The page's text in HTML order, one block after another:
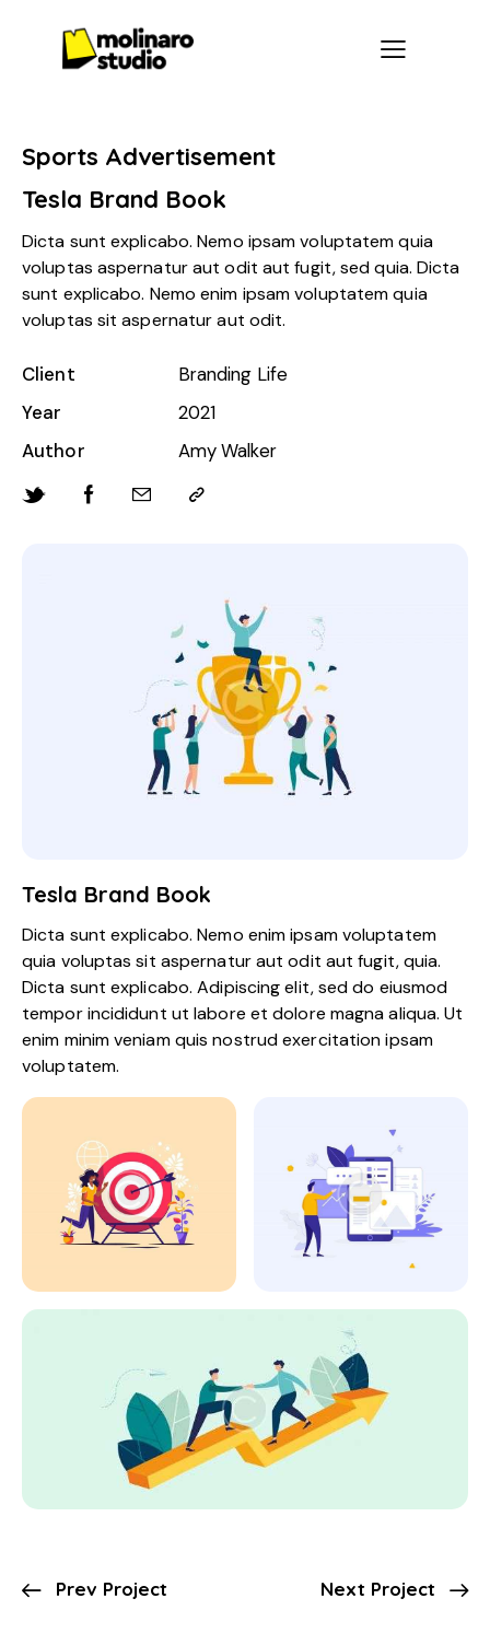
Sports Advertisement
Tesla Brand Book
Dicta sunt explicabo. Nemo enim ipsam voluptatem
quia voluptas sit aspernatur aut odit aut fugit, quia.
Dicta sunt explicabo. Adipiscing elit, sed do eiusmod
tempor incididunt ut labore et dolore magna aliqua. Ut
enim minim veniam quis nostrud exercitation ipsam
voluptatem.
Tesla Brand Book
Dicta sunt explicabo. Nemo ipsam voluptatem quia
voluptas aspernatur aut odit aut fugit, sed quia. Dicta
sunt explicabo. Nemo enim ipsam voluptatem quia
voluptas sit aspernatur aut odit.
Client
Branding Life
Year
2021
Author
Amy Walker
Prev Project Next Project